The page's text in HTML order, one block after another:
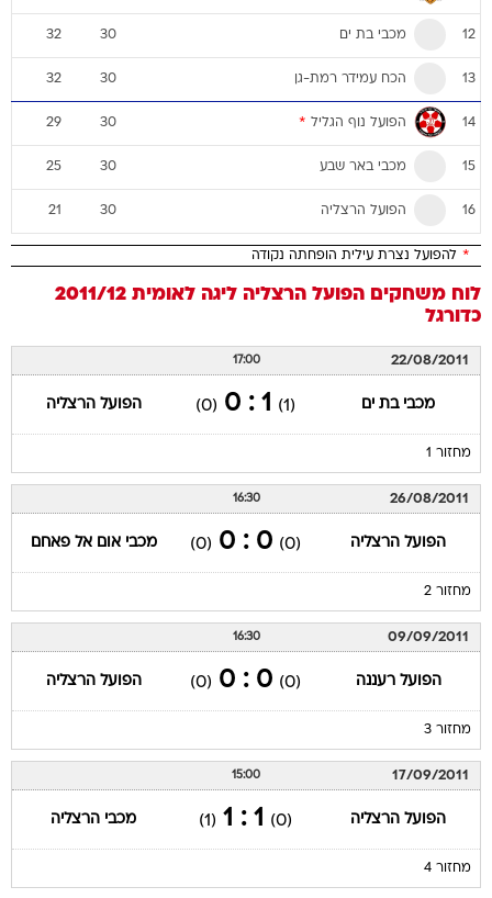
12 מכבי בת ים 30
32
13 הכח עמידר רמת-גן 30
32
14 הפועל נוף הגליל *
30
29
15 מכבי באר שבע 30
25
16 הפועל הרצליה 30
21
* להפועל נצרת עילית הופחתה נקודה
לוח משחקים הפועל הרצליה ליגה לאומית 2011/12
כדורגל
22/08/2011
17:00
מכבי בת ים (1)
1 : 0
(0) הפועל הרצליה
מחזור 1
26/08/2011
16:30
הפועל הרצליה (0)
0 : 0
(0) מכבי אום אל פאחם
מחזור 2
09/09/2011
16:30
הפועל רעננה (0)
0 : 0
(0) הפועל הרצליה
מחזור 3
17/09/2011
15:00
הפועל הרצליה (0)
1 : 1
(1) מכבי הרצליה
מחזור 4